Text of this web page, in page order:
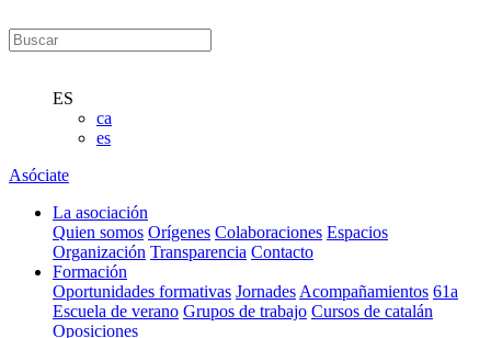
ES
ca
es
Asóciate
La asociación
Quien somos Orígenes Colaboraciones Espacios
Organización Transparencia Contacto
Formación
Oportunidades formativas Jornades Acompañamientos 61a
Escuela de verano Grupos de trabajo Cursos de catalán
Oposiciones